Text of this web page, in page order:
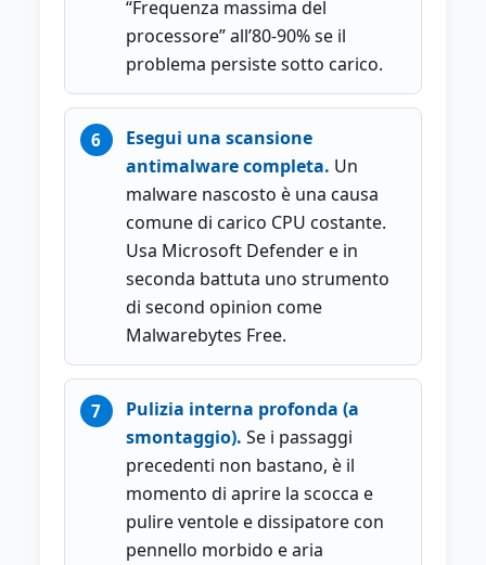
“Frequenza massima del
processore” all’80-90% se il
problema persiste sotto carico.
Esegui una scansione
antimalware completa. Un
malware nascosto è una causa
comune di carico CPU costante.
Usa Microsoft Defender e in
seconda battuta uno strumento
di second opinion come
Malwarebytes Free.
Pulizia interna profonda (a
smontaggio). Se i passaggi
precedenti non bastano, è il
momento di aprire la scocca e
pulire ventole e dissipatore con
pennello morbido e aria